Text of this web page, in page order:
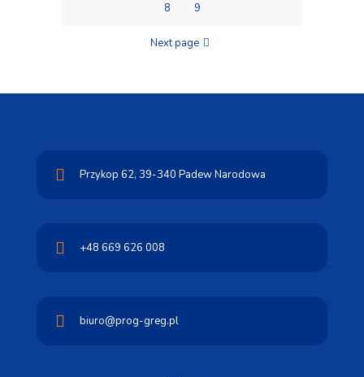
8
9
Next page
Przykop 62, 39-340 Padew Narodowa
+48 669 626 008
biuro@prog-greg.pl